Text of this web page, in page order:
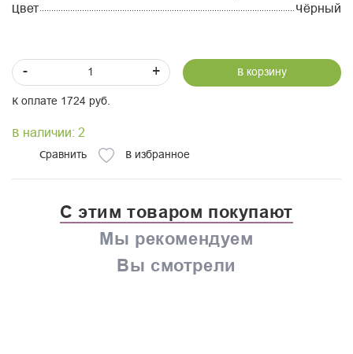
Цвет
Чёрный
- + В корзину
К оплате 1724 руб.
В наличии: 2
Сравнить В избранное
С этим товаром покупают
Мы рекомендуем
Вы смотрели